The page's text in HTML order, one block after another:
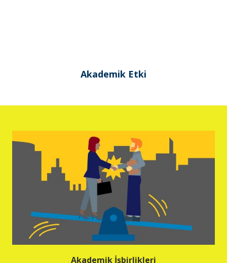
Akademik Etki
Akademik İşbirlikleri